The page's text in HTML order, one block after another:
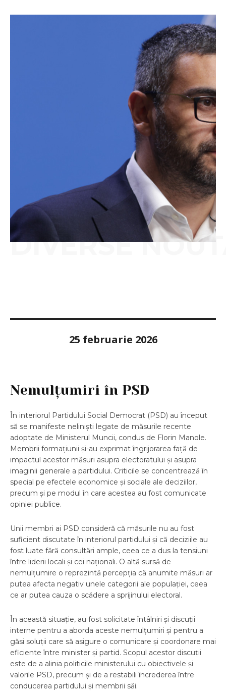
DIVERSE
25 februarie 2026
Nemulțumiri în PSD
În interiorul Partidului Social Democrat (PSD) au început
să se manifeste neliniști legate de măsurile recente
adoptate de Ministerul Muncii, condus de Florin Manole.
Membrii formațiunii și-au exprimat îngrijorarea față de
impactul acestor măsuri asupra electoratului și asupra
imaginii generale a partidului. Criticile se concentrează în
special pe efectele economice și sociale ale deciziilor,
precum și pe modul în care acestea au fost comunicate
opiniei publice.
Unii membri ai PSD consideră că măsurile nu au fost
suficient discutate în interiorul partidului și că deciziile au
fost luate fără consultări ample, ceea ce a dus la tensiuni
între liderii locali și cei naționali. O altă sursă de
nemulțumire o reprezintă percepția că anumite măsuri ar
putea afecta negativ unele categorii ale populației, ceea
ce ar putea cauza o scădere a sprijinului electoral.
În această situație, au fost solicitate întâlniri și discuții
interne pentru a aborda aceste nemulțumiri și pentru a
găsi soluții care să asigure o comunicare și coordonare mai
eficiente între minister și partid. Scopul acestor discuții
este de a alinia politicile ministerului cu obiectivele și
valorile PSD, precum și de a restabili încrederea între
conducerea partidului și membrii săi.